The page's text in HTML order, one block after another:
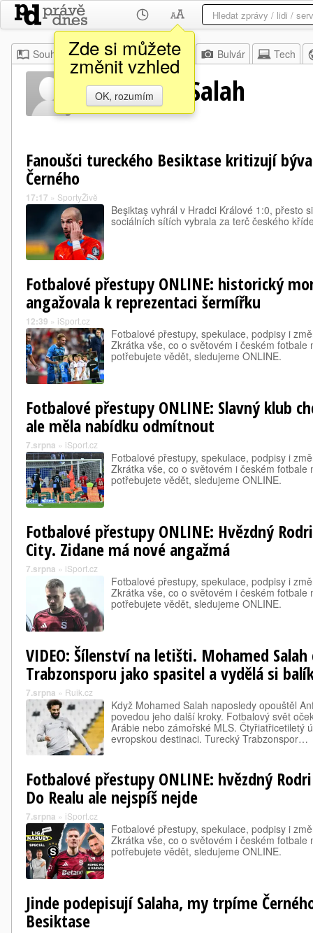
Zde si můžete
změnit vzhled
OK, rozumím
Souhrn Moje Z domova Bulvár Tech
Mohamed Salah
Fanoušci tureckého Besiktase kritizují
Černého
17:17 » SportyŽivě
Beşiktaş vyhrál v Hradci Králové 1:0, přesto
sociálních sítích vybrala za terč českého
Fotbalové přestupy ONLINE: historický
angažovala k reprezentaci šermířku
12:39 » iSport.cz
Fotbalové přestupy, spekulace, podpisy i
Zkrátka vše, co o světovém i českém fotbale
potřebujete vědět, sledujeme ONLINE.
Fotbalové přestupy ONLINE: Slavný klub
ale měla nabídku odmítnout
7.srpna » iSport.cz
Fotbalové přestupy, spekulace, podpisy i
Zkrátka vše, co o světovém i českém fotbale
potřebujete vědět, sledujeme ONLINE.
Fotbalové přestupy ONLINE: Hvězdný
City. Zidane má nové angažmá
7.srpna » iSport.cz
Fotbalové přestupy, spekulace, podpisy i
Zkrátka vše, co o světovém i českém fotbale
potřebujete vědět, sledujeme ONLINE.
VIDEO: Šílenství na letišti. Mohamed
Trabzonsporu jako spasitel a vydělá si
7.srpna » Ruik.cz
Když Mohamed Salah naposledy opouštěl
povedou jeho další kroky. Fotbalový svět
Arábie nebo zámořské MLS. Čtyřiatřicetiletý
evropskou destinaci. Turecký Trabzonspor…
Fotbalové přestupy ONLINE: hvězdný
Do Realu ale nejspíš nejde
7.srpna » iSport.cz
Fotbalové přestupy, spekulace, podpisy i
Zkrátka vše, co o světovém i českém fotbale
potřebujete vědět, sledujeme ONLINE.
Jinde podepisují Salaha, my trpíme
Besiktase